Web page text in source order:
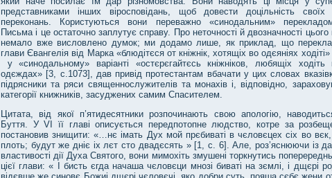
представниками інших віросповідань, щоб довести доцільність своїх
переконань. Користуються вони переважно «синодальним»
Письма і це остаточно заплутує справу. Про неточності й двозначності
немало вже висловлено думок; ми додамо лише, як приклад, що переклад
глави Євангелія від Марка «блюдітєся от кніжнік, хотящіх во одєяніях
у «синодальному» варіанті «остєрєгайтєсь кніжніков, любящіх ходіть
одєждах» [3, с.1073], дав привід протестантам вбачати у цих словах
підрясники та ряси священнослужителів та монахів і, відповідно,
категорії книжників, засуджених самим Спасителем.
Цитата, від якої п’ятидесятники розпочинають свою апологію,
Буття. У VI її главі описується передпотопне людство, котре за
постановив знищити: «…нє імать Дух мой прєбиваті в чєловєцех сіх во
плоть; будут же дніє іх лєт сто двадєсять » [1, с. 6]. Але, роз’яснюючи із
властивості дії Духа Святого, вони мимохіть змушені торкнутись
цієї глави: « І бисть єгда начаша чєловєци мнозі биваті на зємлі, і дщєрі